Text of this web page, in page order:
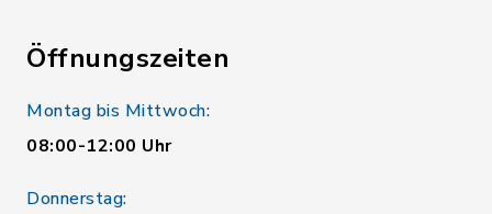
Öffnungszeiten
Montag bis Mittwoch:
08:00-12:00 Uhr
Donnerstag: